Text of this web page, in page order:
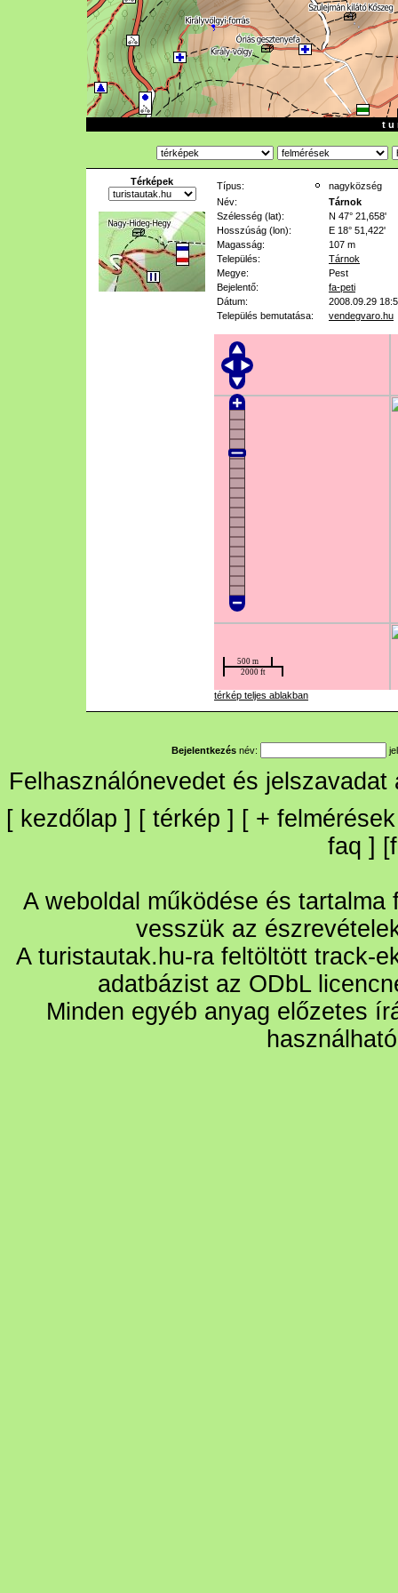
t u
Térképek Típus:
nagyközség
Név:
Tárnok
Szélesség (lat):
N 47° 21,658'
Hosszúság (lon):
E 18° 51,422'
Magasság:
107 m
Település:
Tárnok
Megye:
Pest
Bejelentő:
fa-peti
Dátum:
2008.09.29
Település bemutatása:
vendegvaro.hu
térkép teljes ablakban
Bejelentkezés név:
Felhasználónevedet és
[ kezdőlap ] [ térkép ] [ + felmérések
faq ] [
A weboldal működése és
vesszük az
A turistautak.hu-ra feltöltött track-
adatbázist az ODbL
Minden egyéb anyag előzetes